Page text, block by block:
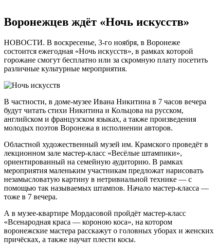
Воронежцев ждёт «Ночь искусств»
НОВОСТИ. В воскресенье, 3-го ноября, в Воронеже
состоится ежегодная «Ночь искусств», в рамках которой
горожане смогут бесплатно или за скромную плату посетить
различные культурные мероприятия.
В частности, в доме-музее Ивана Никитина в 7 часов вечера
будут читать стихи Никитина и Кольцова на русском,
английском и французском языках, а также произведения
молодых поэтов Воронежа в исполнении авторов.
Областной художественный музей им. Крамского проведёт в
лекционном зале мастер-класс «Весёлые штампики»,
ориентированный на семейную аудиторию. В рамках
мероприятия маленьким участникам предложат нарисовать
незамысловатую картину в нетривиальной технике — с
помощью так называемых штампов. Начало мастер-класса —
тоже в 7 вечера.
А в музее-квартире Мордасовой пройдёт мастер-класс
«Всенародная краса — короною коса», на котором
воронежские мастера расскажут о головных уборах и женских
причёсках, а также научат плести косы.